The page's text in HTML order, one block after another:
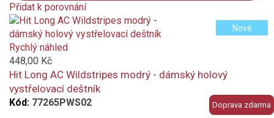
Přidat k porovnání
Product
is
added
to
compare
Doprava zdarma
Rychlý náhled
448,00 Kč
Nové
Hit Long AC Wildstripes modrý - dámský holový
vystřelovací deštník
Kód: 77265PWS02